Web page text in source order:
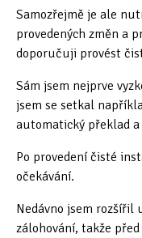
Samozřejmě je ale
provedených změn a
doporučuji provést
Sám jsem nejprve
jsem se setkal
automatický překlad
Po provedení čisté
očekávání.
Nedávno jsem
zálohování, takže